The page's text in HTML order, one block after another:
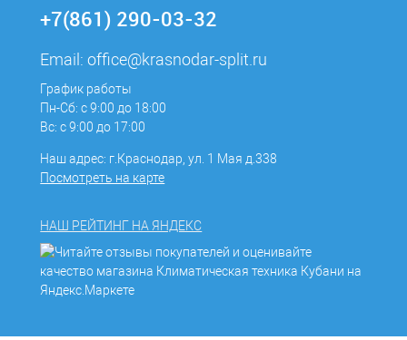
+7(861) 290-03-32
Email:office@krasnodar-split.ru
График работы
Пн-Сб: с 9:00 до 18:00
Вс: с 9:00 до 17:00
Наш адрес: г.Краснодар, ул. 1 Мая д.338
Посмотреть на карте
НАШ РЕЙТИНГ НА ЯНДЕКС